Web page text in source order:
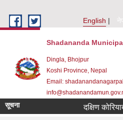
English
Shadananda
Dingla, Bhojpur
Koshi Province, Nepal
Email:
सूचना दक्षिण